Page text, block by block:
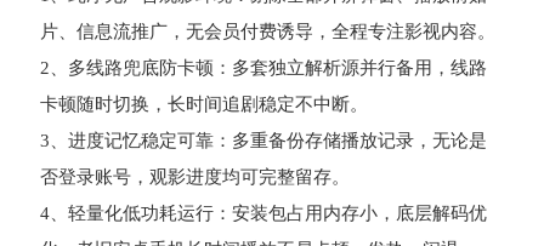
片、信息流推广，无会员付费诱导，全程专注影视内容。
2、多线路兜底防卡顿：多套独立解析源并行备用，线路
卡顿随时切换，长时间追剧稳定不中断。
3、进度记忆稳定可靠：多重备份存储播放记录，无论是
否登录账号，观影进度均可完整留存。
4、轻量化低功耗运行：安装包占用内存小，底层解码优